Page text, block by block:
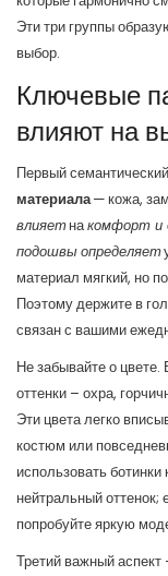
Эти три группы
выбор.
Ключевые
влияют на
Первый
материала— кожа,
влияетнакомфорт и
подошвыопределяет
материал мягкий, но
Поэтому держите в
связан с вашими
Не забывайте о
оттенки – охра,
Эти цвета легко
костюм или
использовать
нейтральный оттенок;
попробуйте яркую
Третий важный